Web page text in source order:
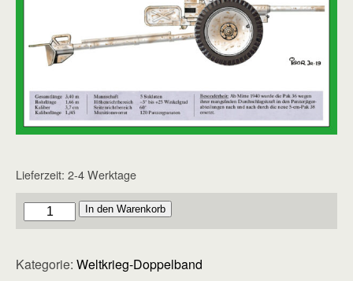
Lieferzeit: 2-4 Werktage
Doppelband
-
77
In den Warenkorb
Kategorie: Weltkrieg-Doppelband